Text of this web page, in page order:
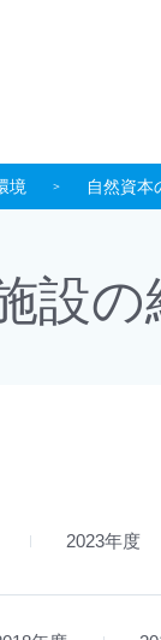
境 自然資本
設
2023年度